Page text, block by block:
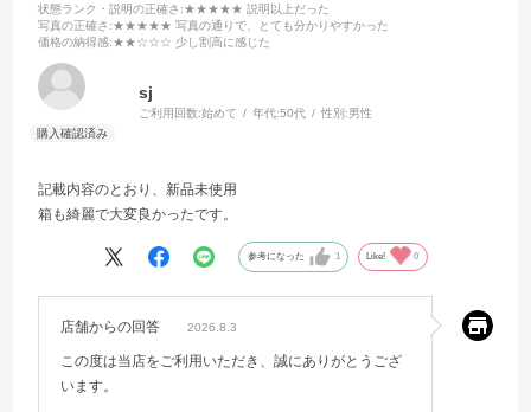
状態ランク・説明の正確さ :★★★★★ 説明以上だった
写真の正確さ :★★★★★ 写真の通りで、とても分かりやすかった
価格の納得感:★★☆☆☆ 少し割高に感じた
sj
ご利用回数:始めて 年代:50代 性別:男性
記載内容のとおり、新品未使用
箱も綺麗で大変良かったです。
参考になった 1 Like! 0
店舗からの回答 2026.8.3
この度は当店をご利用いただき、誠にありがとうござ
います。